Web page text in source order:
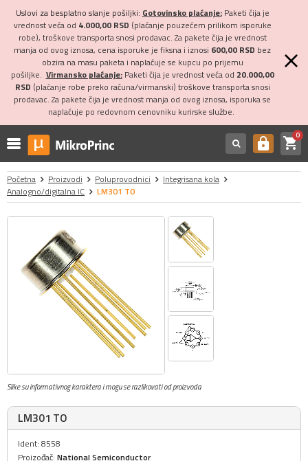
Uslovi za besplatno slanje pošiljki: Gotovinsko plaćanje:Paketi čija je
vrednost veća od 4.000,00 RSD (plaćanje pouzećem prilikom isporuke
robe), troškove transporta snosi prodavac. Za pakete čija je vrednost
manja od ovog iznosa, cena isporuke je fiksna i iznosi 600,00 RSD bez
obzira na masu paketa i naplaćuje se kupcu po prijemu
pošiljke. Virmansko plaćanje:Paketi čija je vrednost veća od 20.000,00
RSD (plaćanje robe preko računa/virmanski) troškove transporta snosi
prodavac. Za pakete čija je vrednost manja od ovog iznosa, isporuka se
naplaćuje po redovnom cenovniku kurirske službe.
https shopping_cart0
Početna Proizvodi Poluprovodnici
Integrisana kola
Analogno/digitalna IC
LM301 TO
Slike su informativnog karaktera i mogu se razlikovati od proizvoda
LM301 TO
Ident: 8558
Proizođač: National Semiconductor